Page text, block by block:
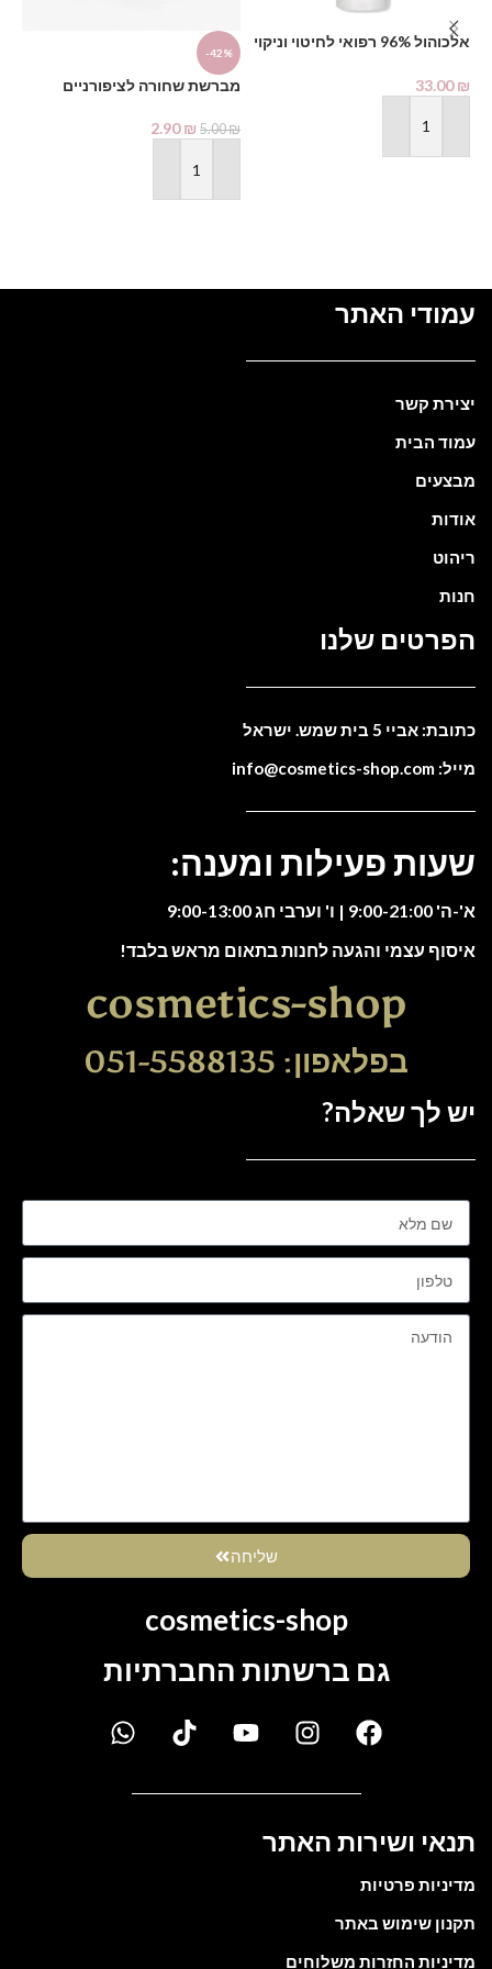
אלכוהול 96% רפואי לחיטוי וניקוי
Alcohol
33.00₪
הוספה לסל
-42%
מברשת שחורה לציפורניים
5.00₪
2.90₪
הוספה לסל
עמודי האתר
יצירת קשר
עמוד הבית
מבצעים
אודות
ריהוט
חנות
הפרטים שלנו
כתובת: אביי 5 בית שמש. ישראל
מייל: info@cosmetics-shop.com
שעות פעילות ומענה:
א'-ה' 9:00-21:00 | ו' וערבי חג 9:00-13:00
איסוף עצמי והגעה לחנות בתאום מראש בלבד!
cosmetics-shop
בפלאפון: 051-5588135
יש לך שאלה?
שליחה
cosmetics-shop
גם ברשתות החברתיות
תנאי ושירות האתר
מדיניות פרטיות
תקנון שימוש באתר
מדיניות החזרות משלוחים